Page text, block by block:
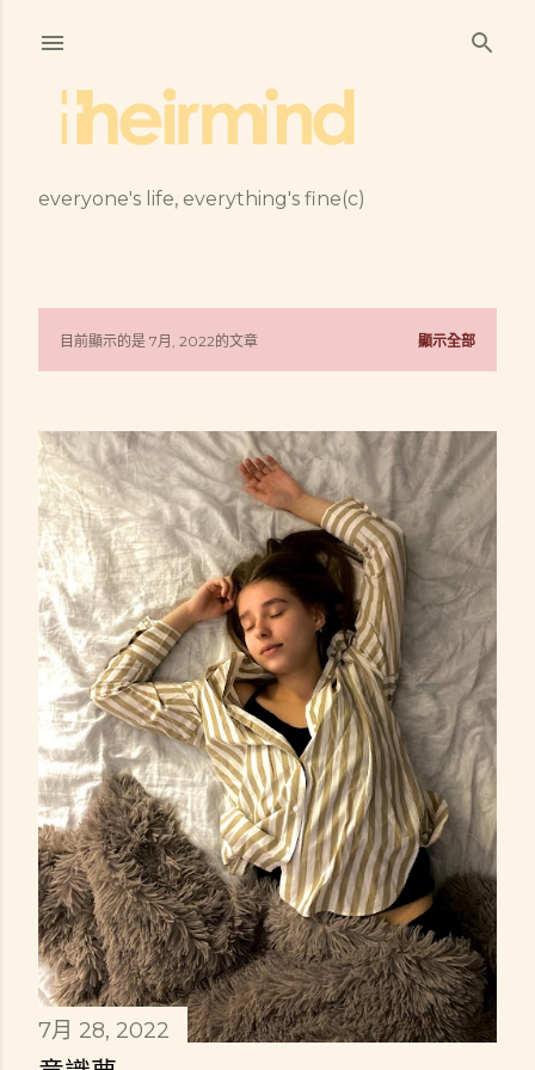
everyone's life, everything's fine(c)
發
表
文
章
目前顯示的是 7月, 2022的文章 顯示全部
7月 28, 2022